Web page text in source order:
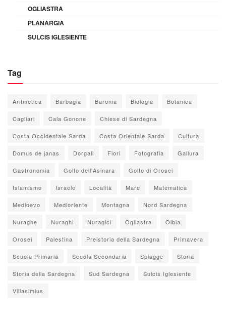
OGLIASTRA
PLANARGIA
SULCIS IGLESIENTE
Tag
Aritmetica Barbagia Baronia Biologia Botanica
Cagliari Cala Gonone Chiese di Sardegna
Costa Occidentale Sarda Costa Orientale Sarda Cultura
Domus de janas Dorgali Fiori Fotografia Gallura
Gastronomia Golfo dell'Asinara Golfo di Orosei
Islamismo Israele Località Mare Matematica
Medioevo Medioriente Montagna Nord Sardegna
Nuraghe Nuraghi Nuragici Ogliastra Olbia
Orosei Palestina Preistoria della Sardegna Primavera
Scuola Primaria Scuola Secondaria Spiagge Storia
Storia della Sardegna Sud Sardegna Sulcis Iglesiente
Villasimius